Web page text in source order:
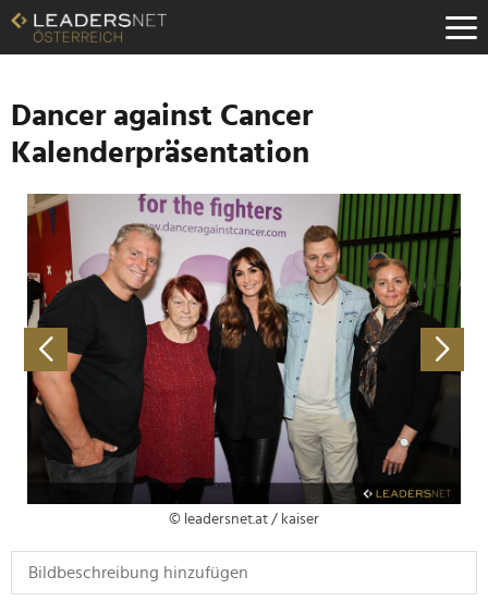
Zum
Inhalt
Zur
Navigation
Zur
Hauptnavigation
Dancer against Cancer
Kalenderpräsentation
© leadersnet.at / kaiser